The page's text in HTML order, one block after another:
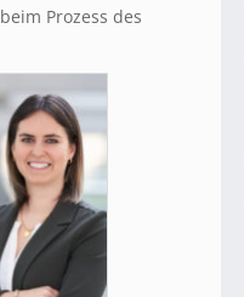
Prozess des